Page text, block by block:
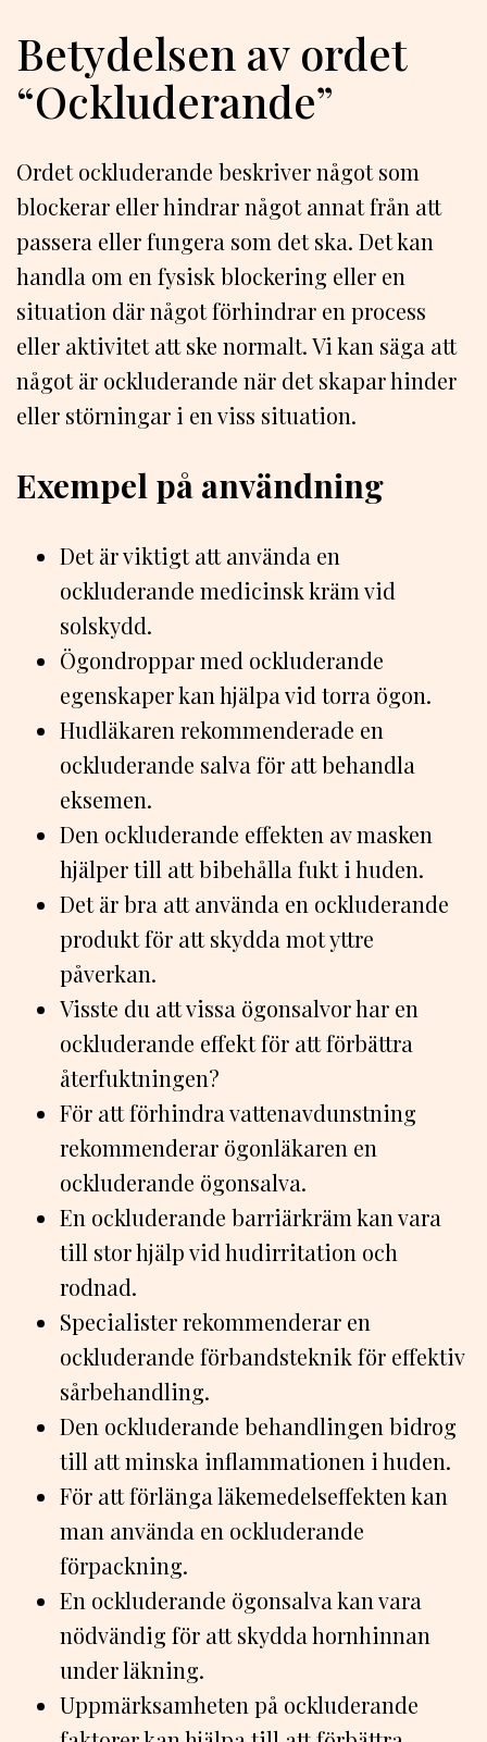
Betydelsen av ordet
“Ockluderande”
Ordet ockluderande beskriver något som
blockerar eller hindrar något annat från att
passera eller fungera som det ska. Det kan
handla om en fysisk blockering eller en
situation där något förhindrar en process
eller aktivitet att ske normalt. Vi kan säga att
något är ockluderande när det skapar hinder
eller störningar i en viss situation.
Exempel på användning
Det är viktigt att använda en
ockluderande medicinsk kräm vid
solskydd.
Ögondroppar med ockluderande
egenskaper kan hjälpa vid torra ögon.
Hudläkaren rekommenderade en
ockluderande salva för att behandla
eksemen.
Den ockluderande effekten av masken
hjälper till att bibehålla fukt i huden.
Det är bra att använda en ockluderande
produkt för att skydda mot yttre
påverkan.
Visste du att vissa ögonsalvor har en
ockluderande effekt för att förbättra
återfuktningen?
För att förhindra vattenavdunstning
rekommenderar ögonläkaren en
ockluderande ögonsalva.
En ockluderande barriärkräm kan vara
till stor hjälp vid hudirritation och
rodnad.
Specialister rekommenderar en
ockluderande förbandsteknik för effektiv
sårbehandling.
Den ockluderande behandlingen bidrog
till att minska inflammationen i huden.
För att förlänga läkemedelseffekten kan
man använda en ockluderande
förpackning.
En ockluderande ögonsalva kan vara
nödvändig för att skydda hornhinnan
under läkning.
Uppmärksamheten på ockluderande